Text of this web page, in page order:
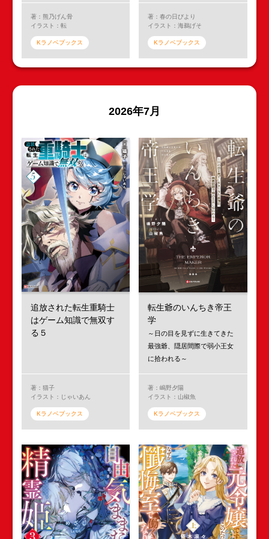
著：熊乃げん骨
イラスト：転
Kラノベブックス
著：春の日びより
イラスト：海鵜げそ
Kラノベブックス
2026年7月
追放された転生重騎士
はゲーム知識で無双す
る５
著：猫子
イラスト：じゃいあん
Kラノベブックス
転生爺のいんちき帝王
学
～日の目を見ずに生きてきた
最強爺、隠居間際で弱小王女
に拾われる～
著：嶋野夕陽
イラスト：山椒魚
Kラノベブックス